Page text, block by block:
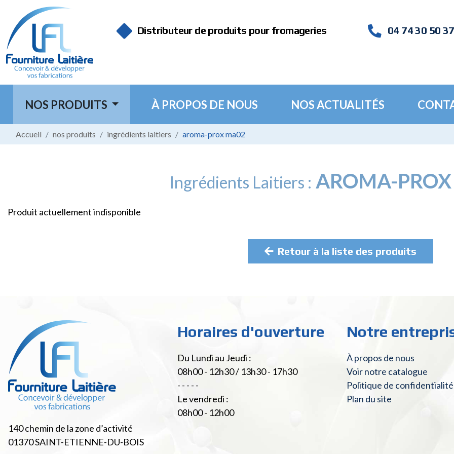
Distributeur de produits pour fromageries 04 74 30 50 37
NOS PRODUITS À PROPOS DE NOUS NOS ACTUALITÉS
Accueil nos produits ingrédients laitiers aroma-prox ma02
Ingrédients Laitiers : AROMA-
Produit actuellement indisponible
Retour à la liste des produits
140 chemin de la zone d’activité
01370SAINT-ETIENNE-DU-BOIS
Horaires d'ouverture
Du Lundi au Jeudi :
08h00 - 12h30 / 13h30 - 17h30
- - - - -
Le vendredi :
08h00 - 12h00
Notre
À propos de nous
Voir notre catalogue
Politique de confidentialité
Plan du site
Panneau de gestion des cookies